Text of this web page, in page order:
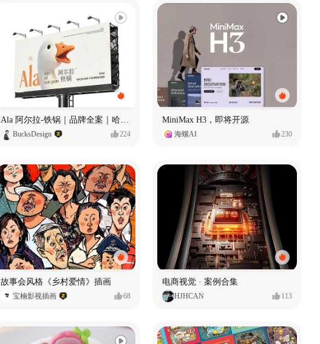
Ala 阿尔拉-铁锅｜品牌全案｜哈尔滨
BucksDesign 224
MiniMax H3，即将开源
海螺AI 230
故事会风格《乡村爱情》插画
宝楠影视插画 68
电商视觉 · 案例合集
HJHCAN 113